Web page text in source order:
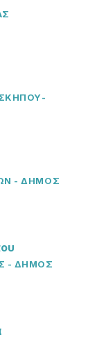
- ΔΗΜΟΣ
- ΔΗΜΟΣ